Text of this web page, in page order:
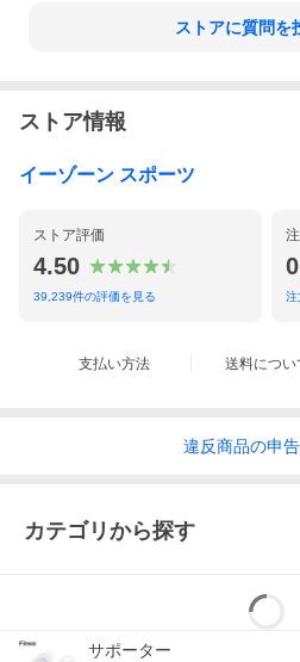
ストアに質問を
ストア情報
イーゾーン スポーツ
ストア評価
4.50
39,239件の評価を見る 注
支払い方法 送料につい
違反商品の申
カテゴリから探す
サポーター